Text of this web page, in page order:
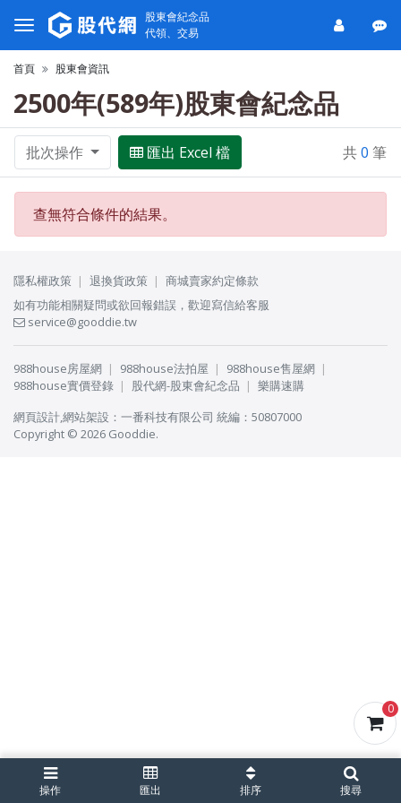
0
股東會紀念品
代領、交易
首頁 股東會資訊
2500年(589年)股東會紀念品
批次操作 匯出 Excel 檔 共0 筆
查無符合條件的結果。
操作 匯出 排序 搜尋
隱私權政策 退換貨政策
商城賣家約定條款
如有功能相關疑問或欲回報錯誤，歡迎寫信給客服
service@gooddie.tw
988house房屋網 988house法拍屋
988house售屋網
988house實價登錄
股代網-股東會紀念品
樂購速購
網頁設計,網站架設 ： 一番科技有限公司 統編：50807000
Copyright © 2026 Gooddie.